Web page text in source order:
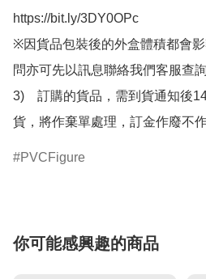
https://bit.ly/3DY0OPc
※因貨品包裝後的外盒體積都會
問亦可先以訊息聯絡我們客服查
3)　訂購的貨品，需到貨通知後
貨，將作棄單處理，訂金作廢不
PVCFigure
你可能感興趣的商品